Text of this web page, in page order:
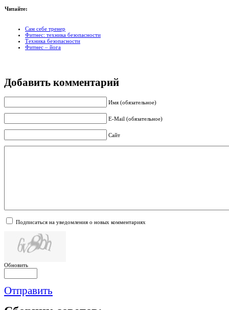
Читайте:
Сам себе тренер
Фитнес: техника безопасности
Техника безопасности
Фитнес – йога
Добавить комментарий
Имя (обязательное)
E-Mail (обязательное)
Сайт
Подписаться на уведомления о новых комментариях
Обновить
Отправить